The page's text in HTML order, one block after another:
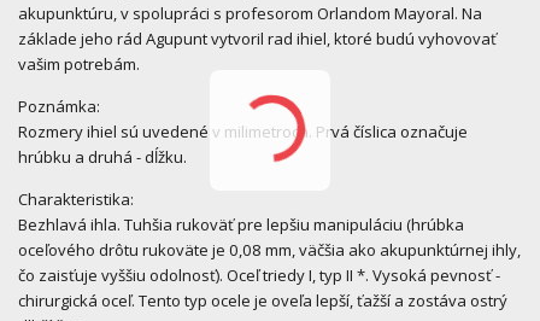
akupunktúru, v spolupráci s profesorom Orlandom Mayoral. Na
základe jeho rád Agupunt vytvoril rad ihiel, ktoré budú vyhovovať
vašim potrebám.
Poznámka:
Rozmery ihiel sú uvedené v milimetroch. Prvá číslica označuje
hrúbku a druhá - dĺžku.
Charakteristika:
Bezhlavá ihla. Tuhšia rukoväť pre lepšiu manipuláciu (hrúbka
oceľového drôtu rukoväte je 0,08 mm, väčšia ako akupunktúrnej ihly,
čo zaisťuje vyššiu odolnosť). Oceľ triedy I, typ II *. Vysoká pevnosť -
chirurgická oceľ. Tento typ ocele je oveľa lepší, ťažší a zostáva ostrý